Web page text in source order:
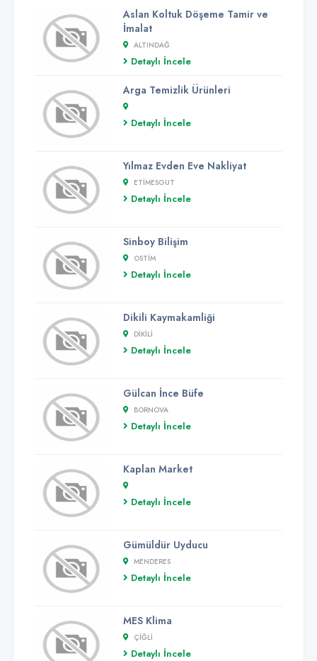
Aslan Koltuk Döşeme Tamir ve
İmalat
ALTINDAĞ
Detaylı İncele
Arga Temizlik Ürünleri
Detaylı İncele
Yılmaz Evden Eve Nakliyat
ETIMESGUT
Detaylı İncele
Sinboy Bilişim
OSTIM
Detaylı İncele
Dikili Kaymakamliği
DIKILI
Detaylı İncele
Gülcan İnce Büfe
BORNOVA
Detaylı İncele
Kaplan Market
Detaylı İncele
Gümüldür Uyducu
MENDERES
Detaylı İncele
MES Klima
ÇIĞLI
Detaylı İncele